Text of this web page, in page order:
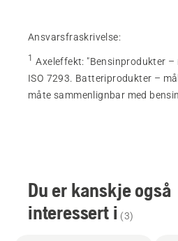
Ansvarsfraskrivelse:
1 Axeleffekt: "Bensinprodukter
ISO 7293. Batteriprodukter –
måte sammenlignbar med
Du er kanskje også
interessert i (3)